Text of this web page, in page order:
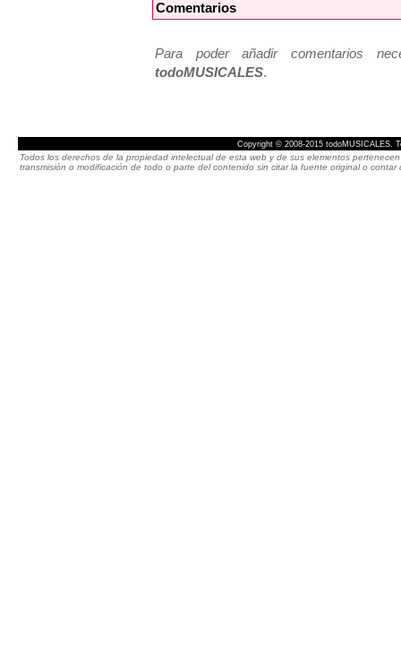
Comentarios
Para poder añadir comentarios
todoMUSICALES.
Copyright © 2008-2015 todoMUSICALES.
Todos los derechos de la propiedad intelectual de esta web y de sus elementos
transmisión o modificación de todo o parte del contenido sin citar la fuente original o